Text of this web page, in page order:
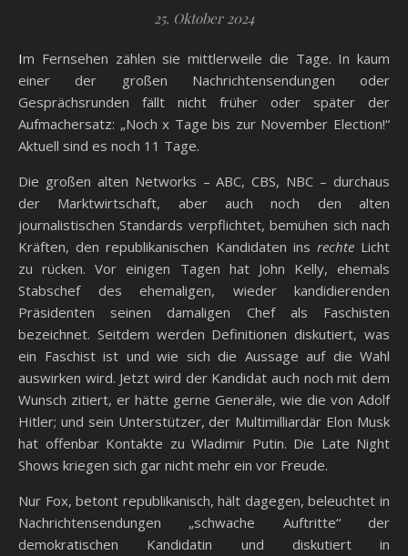
25. Oktober 2024
Im Fernsehen zählen sie mittlerweile die Tage. In kaum
einer der großen Nachrichtensendungen oder
Gesprächsrunden fällt nicht früher oder später der
Aufmachersatz: „Noch x Tage bis zur November Election!“
Aktuell sind es noch 11 Tage.
Die großen alten Networks – ABC, CBS, NBC – durchaus
der Marktwirtschaft, aber auch noch den alten
journalistischen Standards verpflichtet, bemühen sich nach
Kräften, den republikanischen Kandidaten ins rechteLicht
zu rücken. Vor einigen Tagen hat John Kelly, ehemals
Stabschef des ehemaligen, wieder kandidierenden
Präsidenten seinen damaligen Chef als Faschisten
bezeichnet. Seitdem werden Definitionen diskutiert, was
ein Faschist ist und wie sich die Aussage auf die Wahl
auswirken wird. Jetzt wird der Kandidat auch noch mit dem
Wunsch zitiert, er hätte gerne Generäle, wie die von Adolf
Hitler; und sein Unterstützer, der Multimilliardär Elon Musk
hat offenbar Kontakte zu Wladimir Putin. Die Late Night
Shows kriegen sich gar nicht mehr ein vor Freude.
Nur Fox, betont republikanisch, hält dagegen, beleuchtet in
Nachrichtensendungen „schwache Auftritte“ der
demokratischen Kandidatin und diskutiert in